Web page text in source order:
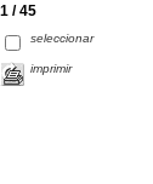
1 / 45
seleccionar
imprimir